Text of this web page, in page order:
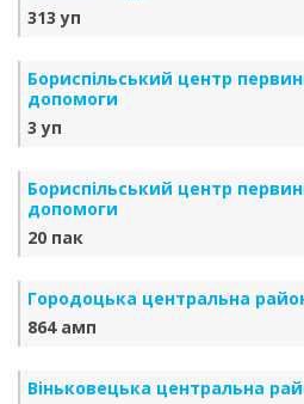
313 уп
Бориспільський центр
допомоги
3 уп
Бориспільський центр
допомоги
20 пак
Городоцька центральна
864 амп
Віньковецька центральна